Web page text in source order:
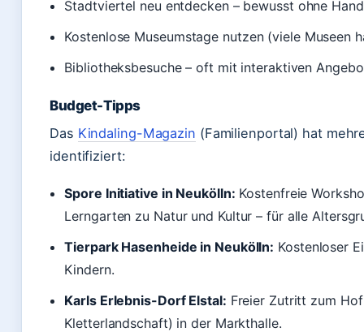
Stadtviertel neu entdecken – bewusst ohne
Kostenlose Museumstage nutzen (viele Museen
Bibliotheksbesuche – oft mit interaktiven
Budget-Tipps
Das Kindaling-Magazin (Familienportal) hat
identifiziert:
Spore Initiative in Neukölln: Kostenfreie
Lerngarten zu Natur und Kultur – für alle
Tierpark Hasenheide in Neukölln: Kostenloser
Kindern.
Karls Erlebnis-Dorf Elstal: Freier Zutritt zum
Kletterlandschaft) in der Markthalle.